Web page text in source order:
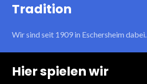
Tradition
Wir sind seit 1909 in Eschersheim dabei.
Hier spielen wir